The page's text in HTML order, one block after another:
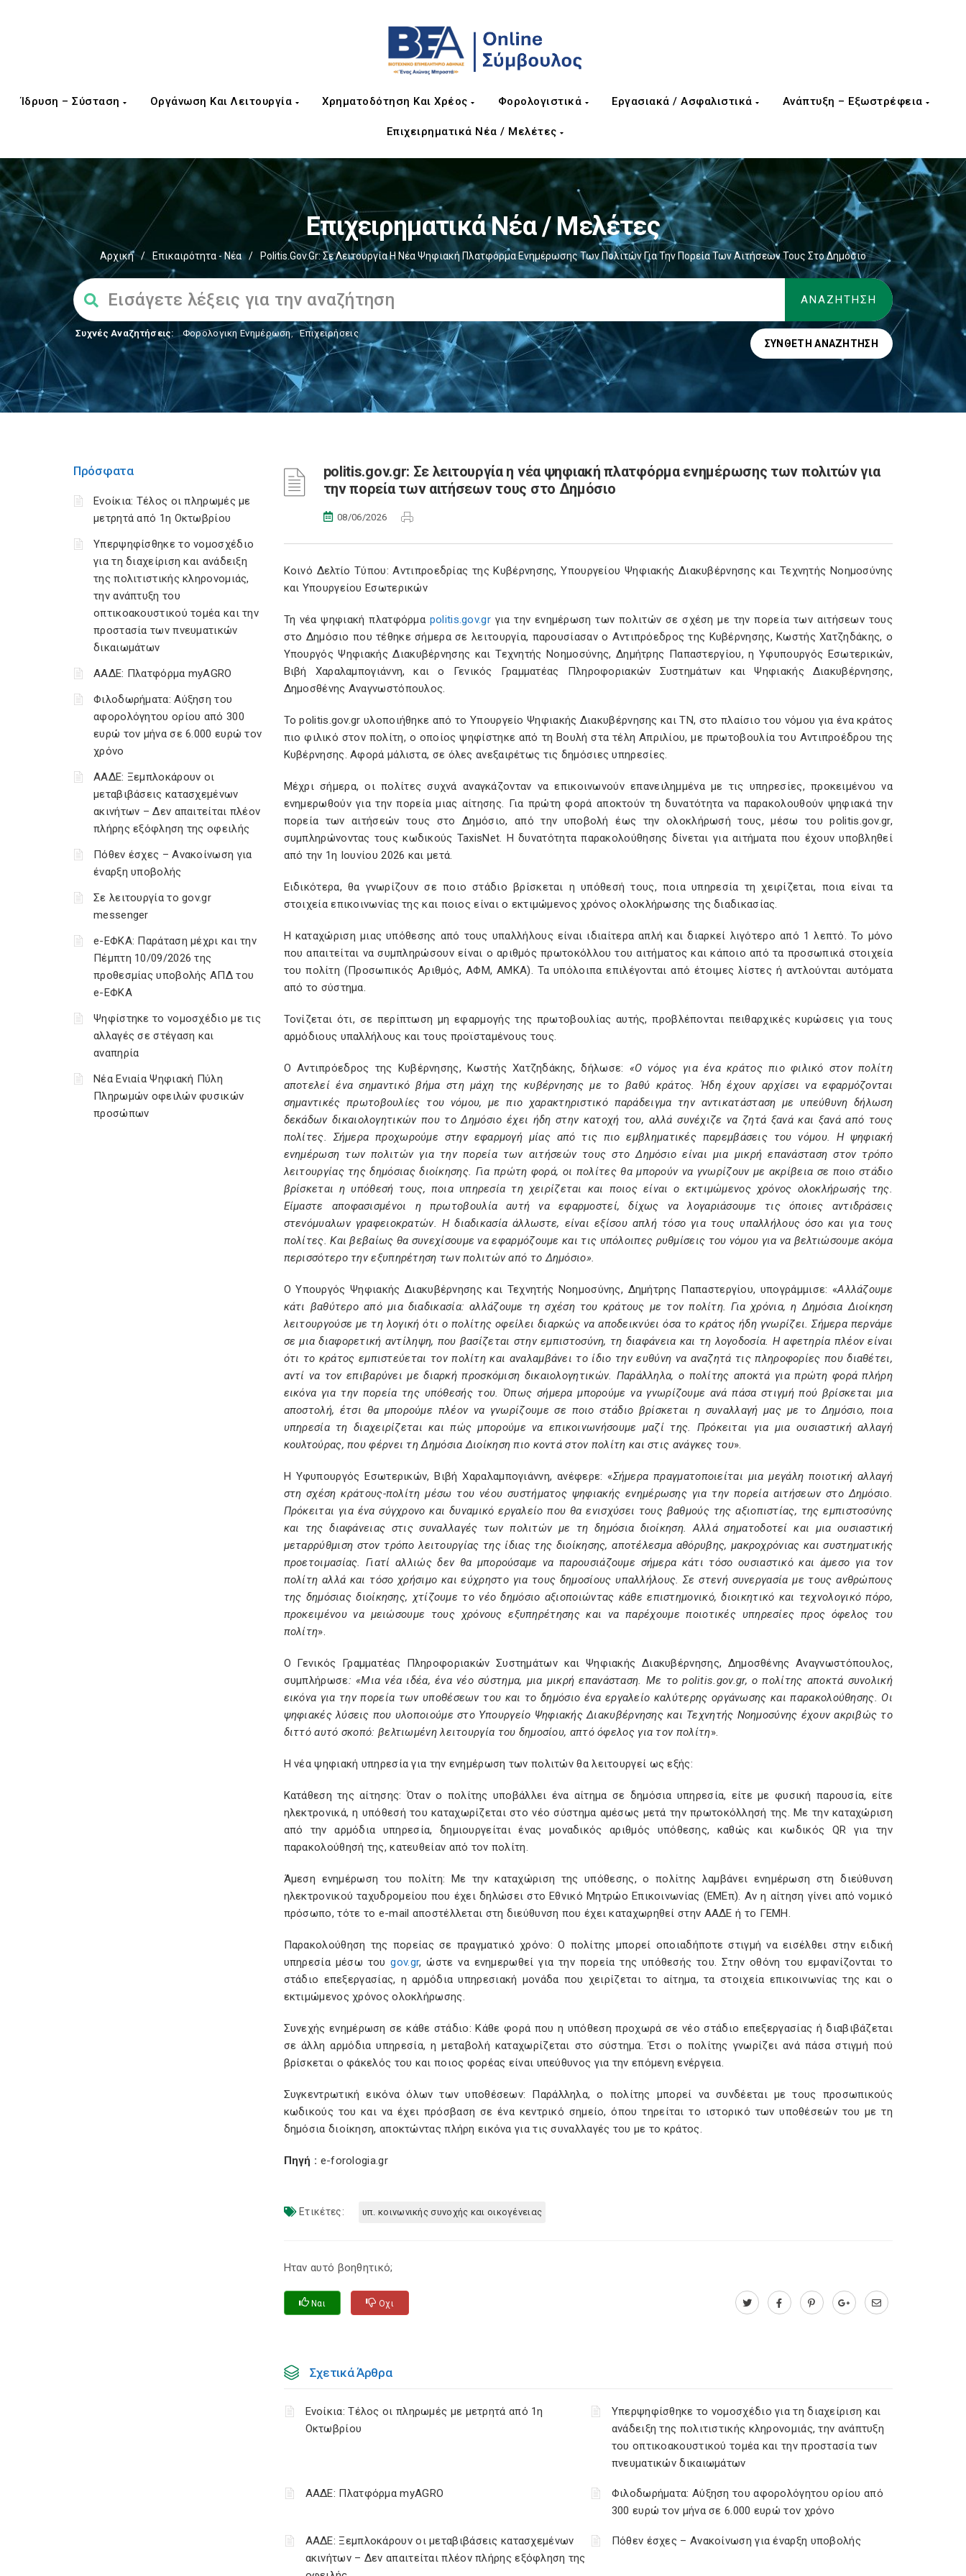
Ίδρυση – Σύσταση Οργάνωση Και Λειτουργία Χρηματοδότηση Και Χρέος Φορολογιστικά Εργασιακά / Ασφαλιστικά Ανάπτυξη – Εξωστρέφεια
Επιχειρηματικά Νέα / Μελέτες
Επιχειρηματικά Νέα / Μελέτες
Αρχική / Επικαιρότητα - Νέα / Politis.gov.gr: Σε Λειτουργία Η Νέα Ψηφιακή Πλατφόρμα Ενημέρωσης Των Πολιτών Για Την Πορεία Των Αιτήσεων Τους Στο Δημόσιο
Συχνές Αναζητήσεις: Φορολογικη Ενημέρωση, Επιχειρήσεις
ΣΎΝΘΕΤΗ ΑΝΑΖΉΤΗΣΗ
Πρόσφατα
Ενοίκια: Τέλος οι πληρωμές με
μετρητά από 1η Οκτωβρίου
Υπερψηφίσθηκε το νομοσχέδιο
για τη διαχείριση και ανάδειξη
της πολιτιστικής κληρονομιάς,
την ανάπτυξη του
οπτικοακουστικού τομέα και την
προστασία των πνευματικών
δικαιωμάτων
ΑΑΔΕ: Πλατφόρμα myAGRO
Φιλοδωρήματα: Αύξηση του
αφορολόγητου ορίου από 300
ευρώ τον μήνα σε 6.000 ευρώ τον
χρόνο
ΑΑΔΕ: Ξεμπλοκάρουν οι
μεταβιβάσεις κατασχεμένων
ακινήτων – Δεν απαιτείται πλέον
πλήρης εξόφληση της οφειλής
Πόθεν έσχες – Ανακοίνωση για
έναρξη υποβολής
Σε λειτουργία το gov.gr
messenger
e-ΕΦΚΑ: Παράταση μέχρι και την
Πέμπτη 10/09/2026 της
προθεσμίας υποβολής ΑΠΔ του
e-ΕΦΚΑ
Ψηφίστηκε το νομοσχέδιο με τις
αλλαγές σε στέγαση και
αναπηρία
Νέα Ενιαία Ψηφιακή Πύλη
Πληρωμών οφειλών φυσικών
προσώπων
politis.gov.gr: Σε λειτουργία η νέα ψηφιακή πλατφόρμα ενημέρωσης των πολιτών για
την πορεία των αιτήσεων τους στο Δημόσιο
08/06/2026
Κοινό Δελτίο Τύπου: Αντιπροεδρίας της Κυβέρνησης, Υπουργείου Ψηφιακής Διακυβέρνησης και Τεχνητής Νοημοσύνης
και Υπουργείου Εσωτερικών
Τη νέα ψηφιακή πλατφόρμα politis.gov.grγια την ενημέρωση των πολιτών σε σχέση με την πορεία των αιτήσεων τους
στο Δημόσιο που τέθηκε σήμερα σε λειτουργία, παρουσίασαν ο Αντιπρόεδρος της Κυβέρνησης, Κωστής Χατζηδάκης, ο
Υπουργός Ψηφιακής Διακυβέρνησης και Τεχνητής Νοημοσύνης, Δημήτρης Παπαστεργίου, η Υφυπουργός Εσωτερικών,
Βιβή Χαραλαμπογιάννη, και ο Γενικός Γραμματέας Πληροφοριακών Συστημάτων και Ψηφιακής Διακυβέρνησης,
Δημοσθένης Αναγνωστόπουλος.
Το politis.gov.gr υλοποιήθηκε από το Υπουργείο Ψηφιακής Διακυβέρνησης και ΤΝ, στο πλαίσιο του νόμου για ένα κράτος
πιο φιλικό στον πολίτη, ο οποίος ψηφίστηκε από τη Βουλή στα τέλη Απριλίου, με πρωτοβουλία του Αντιπροέδρου της
Κυβέρνησης. Αφορά μάλιστα, σε όλες ανεξαιρέτως τις δημόσιες υπηρεσίες.
Μέχρι σήμερα, οι πολίτες συχνά αναγκάζονταν να επικοινωνούν επανειλημμένα με τις υπηρεσίες, προκειμένου να
ενημερωθούν για την πορεία μιας αίτησης. Για πρώτη φορά αποκτούν τη δυνατότητα να παρακολουθούν ψηφιακά την
πορεία των αιτήσεών τους στο Δημόσιο, από την υποβολή έως την ολοκλήρωσή τους, μέσω του politis.gov.gr,
συμπληρώνοντας τους κωδικούς TaxisNet. H δυνατότητα παρακολούθησης δίνεται για αιτήματα που έχουν υποβληθεί
από την 1η Ιουνίου 2026 και μετά.
Ειδικότερα, θα γνωρίζουν σε ποιο στάδιο βρίσκεται η υπόθεσή τους, ποια υπηρεσία τη χειρίζεται, ποια είναι τα
στοιχεία επικοινωνίας της και ποιος είναι ο εκτιμώμενος χρόνος ολοκλήρωσης της διαδικασίας.
Η καταχώριση μιας υπόθεσης από τους υπαλλήλους είναι ιδιαίτερα απλή και διαρκεί λιγότερο από 1 λεπτό. Το μόνο
που απαιτείται να συμπληρώσουν είναι ο αριθμός πρωτοκόλλου του αιτήματος και κάποιο από τα προσωπικά στοιχεία
του πολίτη (Προσωπικός Αριθμός, ΑΦΜ, ΑΜΚΑ). Τα υπόλοιπα επιλέγονται από έτοιμες λίστες ή αντλούνται αυτόματα
από το σύστημα.
Τονίζεται ότι, σε περίπτωση μη εφαρμογής της πρωτοβουλίας αυτής, προβλέπονται πειθαρχικές κυρώσεις για τους
αρμόδιους υπαλλήλους και τους προϊσταμένους τους.
Ο Αντιπρόεδρος της Κυβέρνησης, Κωστής Χατζηδάκης, δήλωσε: «Ο νόμος για ένα κράτος πιο φιλικό στον πολίτη
αποτελεί ένα σημαντικό βήμα στη μάχη της κυβέρνησης με το βαθύ κράτος. Ήδη έχουν αρχίσει να εφαρμόζονται
σημαντικές πρωτοβουλίες του νόμου, με πιο χαρακτηριστικό παράδειγμα την αντικατάσταση με υπεύθυνη δήλωση
δεκάδων δικαιολογητικών που το Δημόσιο έχει ήδη στην κατοχή του, αλλά συνέχιζε να ζητά ξανά και ξανά από τους
πολίτες. Σήμερα προχωρούμε στην εφαρμογή μίας από τις πιο εμβληματικές παρεμβάσεις του νόμου. Η ψηφιακή
ενημέρωση των πολιτών για την πορεία των αιτήσεών τους στο Δημόσιο είναι μια μικρή επανάσταση στον τρόπο
λειτουργίας της δημόσιας διοίκησης. Για πρώτη φορά, οι πολίτες θα μπορούν να γνωρίζουν με ακρίβεια σε ποιο στάδιο
βρίσκεται η υπόθεσή τους, ποια υπηρεσία τη χειρίζεται και ποιος είναι ο εκτιμώμενος χρόνος ολοκλήρωσής της.
Είμαστε αποφασισμένοι η πρωτοβουλία αυτή να εφαρμοστεί, δίχως να λογαριάσουμε τις όποιες αντιδράσεις
στενόμυαλων γραφειοκρατών. Η διαδικασία άλλωστε, είναι εξίσου απλή τόσο για τους υπαλλήλους όσο και για τους
πολίτες. Και βεβαίως θα συνεχίσουμε να εφαρμόζουμε και τις υπόλοιπες ρυθμίσεις του νόμου για να βελτιώσουμε ακόμα
περισσότερο την εξυπηρέτηση των πολιτών από το Δημόσιο».
Ο Υπουργός Ψηφιακής Διακυβέρνησης και Τεχνητής Νοημοσύνης, Δημήτρης Παπαστεργίου, υπογράμμισε: «Αλλάζουμε
κάτι βαθύτερο από μια διαδικασία: αλλάζουμε τη σχέση του κράτους με τον πολίτη. Για χρόνια, η Δημόσια Διοίκηση
λειτουργούσε με τη λογική ότι ο πολίτης οφείλει διαρκώς να αποδεικνύει όσα το κράτος ήδη γνωρίζει. Σήμερα περνάμε
σε μια διαφορετική αντίληψη, που βασίζεται στην εμπιστοσύνη, τη διαφάνεια και τη λογοδοσία. Η αφετηρία πλέον είναι
ότι το κράτος εμπιστεύεται τον πολίτη και αναλαμβάνει το ίδιο την ευθύνη να αναζητά τις πληροφορίες που διαθέτει,
αντί να τον επιβαρύνει με διαρκή προσκόμιση δικαιολογητικών. Παράλληλα, ο πολίτης αποκτά για πρώτη φορά πλήρη
εικόνα για την πορεία της υπόθεσής του. Όπως σήμερα μπορούμε να γνωρίζουμε ανά πάσα στιγμή πού βρίσκεται μια
αποστολή, έτσι θα μπορούμε πλέον να γνωρίζουμε σε ποιο στάδιο βρίσκεται η συναλλαγή μας με το Δημόσιο, ποια
υπηρεσία τη διαχειρίζεται και πώς μπορούμε να επικοινωνήσουμε μαζί της. Πρόκειται για μια ουσιαστική αλλαγή
κουλτούρας, που φέρνει τη Δημόσια Διοίκηση πιο κοντά στον πολίτη και στις ανάγκες του».
Η Υφυπουργός Εσωτερικών, Βιβή Χαραλαμπογιάννη, ανέφερε: «Σήμερα πραγματοποιείται μια μεγάλη ποιοτική αλλαγή
στη σχέση κράτους-πολίτη μέσω του νέου συστήματος ψηφιακής ενημέρωσης για την πορεία αιτήσεων στο Δημόσιο.
Πρόκειται για ένα σύγχρονο και δυναμικό εργαλείο που θα ενισχύσει τους βαθμούς της αξιοπιστίας, της εμπιστοσύνης
και της διαφάνειας στις συναλλαγές των πολιτών με τη δημόσια διοίκηση. Αλλά σηματοδοτεί και μια ουσιαστική
μεταρρύθμιση στον τρόπο λειτουργίας της ίδιας της διοίκησης, αποτέλεσμα αθόρυβης, μακροχρόνιας και συστηματικής
προετοιμασίας. Γιατί αλλιώς δεν θα μπορούσαμε να παρουσιάζουμε σήμερα κάτι τόσο ουσιαστικό και άμεσο για τον
πολίτη αλλά και τόσο χρήσιμο και εύχρηστο για τους δημοσίους υπαλλήλους. Σε στενή συνεργασία με τους ανθρώπους
της δημόσιας διοίκησης, χτίζουμε το νέο δημόσιο αξιοποιώντας κάθε επιστημονικό, διοικητικό και τεχνολογικό πόρο,
προκειμένου να μειώσουμε τους χρόνους εξυπηρέτησης και να παρέχουμε ποιοτικές υπηρεσίες προς όφελος του
πολίτη».
Ο Γενικός Γραμματέας Πληροφοριακών Συστημάτων και Ψηφιακής Διακυβέρνησης, Δημοσθένης Αναγνωστόπουλος,
συμπλήρωσε: «Μια νέα ιδέα, ένα νέο σύστημα, μια μικρή επανάσταση. Με τοpolitis.gov.gr, ο πολίτης αποκτά συνολική
εικόνα για την πορεία των υποθέσεων του και το δημόσιο ένα εργαλείο καλύτερης οργάνωσης και παρακολούθησης. Οι
ψηφιακές λύσεις που υλοποιούμε στο Υπουργείο Ψηφιακής Διακυβέρνησης και Τεχνητής Νοημοσύνης έχουν ακριβώς το
διττό αυτό σκοπό: βελτιωμένη λειτουργία του δημοσίου, απτό όφελος για τον πολίτη».
Η νέα ψηφιακή υπηρεσία για την ενημέρωση των πολιτών θα λειτουργεί ως εξής:
Κατάθεση της αίτησης: Όταν ο πολίτης υποβάλλει ένα αίτημα σε δημόσια υπηρεσία, είτε με φυσική παρουσία, είτε
ηλεκτρονικά, η υπόθεσή του καταχωρίζεται στο νέο σύστημα αμέσως μετά την πρωτοκόλλησή της. Με την καταχώριση
από την αρμόδια υπηρεσία, δημιουργείται ένας μοναδικός αριθμός υπόθεσης, καθώς και κωδικός QR για την
παρακολούθησή της, κατευθείαν από τον πολίτη.
Άμεση ενημέρωση του πολίτη: Με την καταχώριση της υπόθεσης, ο πολίτης λαμβάνει ενημέρωση στη διεύθυνση
ηλεκτρονικού ταχυδρομείου που έχει δηλώσει στο Εθνικό Μητρώο Επικοινωνίας (ΕΜΕπ). Αν η αίτηση γίνει από νομικό
πρόσωπο, τότε το e-mail αποστέλλεται στη διεύθυνση που έχει καταχωρηθεί στην ΑΑΔΕ ή το ΓΕΜΗ.
Παρακολούθηση της πορείας σε πραγματικό χρόνο: Ο πολίτης μπορεί οποιαδήποτε στιγμή να εισέλθει στην ειδική
υπηρεσία μέσω τουgov.gr, ώστε να ενημερωθεί για την πορεία της υπόθεσής του. Στην οθόνη του εμφανίζονται το
στάδιο επεξεργασίας, η αρμόδια υπηρεσιακή μονάδα που χειρίζεται το αίτημα, τα στοιχεία επικοινωνίας της και ο
εκτιμώμενος χρόνος ολοκλήρωσης.
Συνεχής ενημέρωση σε κάθε στάδιο: Κάθε φορά που η υπόθεση προχωρά σε νέο στάδιο επεξεργασίας ή διαβιβάζεται
σε άλλη αρμόδια υπηρεσία, η μεταβολή καταχωρίζεται στο σύστημα. Έτσι ο πολίτης γνωρίζει ανά πάσα στιγμή πού
βρίσκεται ο φάκελός του και ποιος φορέας είναι υπεύθυνος για την επόμενη ενέργεια.
Συγκεντρωτική εικόνα όλων των υποθέσεων: Παράλληλα, ο πολίτης μπορεί να συνδέεται με τους προσωπικούς
κωδικούς του και να έχει πρόσβαση σε ένα κεντρικό σημείο, όπου τηρείται το ιστορικό των υποθέσεών του με τη
δημόσια διοίκηση, αποκτώντας πλήρη εικόνα για τις συναλλαγές του με το κράτος.
Πηγή : e-forologia.gr
Ετικέτες: υπ. κοινωνικής συνοχής και οικογένειας
Ηταν αυτό βοηθητικό;
Ναι Οχι
Σχετικά Άρθρα
Ενοίκια: Τέλος οι πληρωμές με μετρητά από 1η
Οκτωβρίου
Υπερψηφίσθηκε το νομοσχέδιο για τη διαχείριση και
ανάδειξη της πολιτιστικής κληρονομιάς, την ανάπτυξη
του οπτικοακουστικού τομέα και την προστασία των
πνευματικών δικαιωμάτων
ΑΑΔΕ: Πλατφόρμα myAGRO
Φιλοδωρήματα: Αύξηση του αφορολόγητου ορίου από
300 ευρώ τον μήνα σε 6.000 ευρώ τον χρόνο
ΑΑΔΕ: Ξεμπλοκάρουν οι μεταβιβάσεις κατασχεμένων
ακινήτων – Δεν απαιτείται πλέον πλήρης εξόφληση της
Πόθεν έσχες – Ανακοίνωση για έναρξη υποβολής